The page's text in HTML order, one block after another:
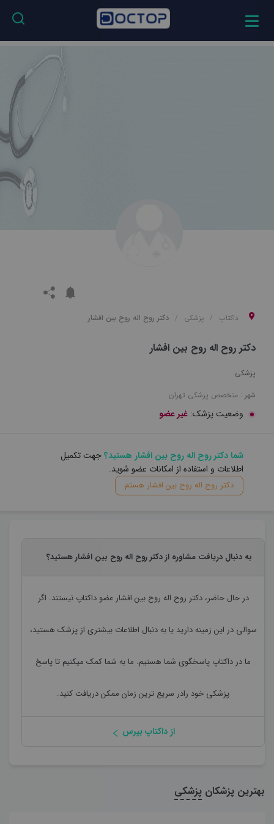
داکتاپ پزشکی دکتر روح اله روح بین افشار
دکتر روح اله روح بین افشار
پزشکی
شهر : متخصص پزشکی تهران
وضعیت پزشک: غیر عضو
شما دکتر روح اله روح بین افشار هستید؟جهت تکمیل
اطلاعات و استفاده از امکانات عضو شوید.
دکتر روح اله روح بین افشار هستم
به دنبال دریافت مشاوره از دکتر روح اله روح بین افشار هستید؟
در حال حاضر،دکتر روح اله روح بین افشارعضو داکتاپ نیستند. اگر
سوالی در این زمینه دارید یا به دنبال اطلاعات بیشتری از پزشک هستید،
ما در داکتاپ پاسخگوی شما هستیم. ما به شما کمک میکنیم تا پاسخ
پزشکی خود رادر سریع ترین زمان ممکن دریافت کنید.
از داکتاپ بپرس
بهترین پزشکان پزشکی